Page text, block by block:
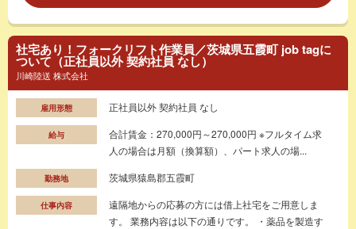
社宅あり！フォークリフト作業員／茨城県五霞町 job tagに
ついて（正社員以外 契約社員 なし）
川崎陸送 株式会社
雇用形態 正社員以外 契約社員 なし
給与
合計賃金：270,000円～270,000円 ※フルタイム求
人の場合は月額（換算額）、パート求人の場...
勤務地 茨城県猿島郡五霞町
仕事内容
遠隔地からの応募の方には借上社宅をご用意しま
す。 業務内容は以下の通りです。 ・薬品を製造す